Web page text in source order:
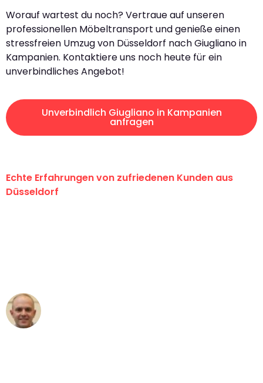
Worauf wartest du noch? Vertraue auf unseren
professionellen Möbeltransport und genieße einen
stressfreien Umzug von Düsseldorf nach Giugliano in
Kampanien. Kontaktiere uns noch heute für ein
unverbindliches Angebot!
Unverbindlich Giugliano in Kampanien
anfragen
Echte Erfahrungen von zufriedenen Kunden aus
Düsseldorf